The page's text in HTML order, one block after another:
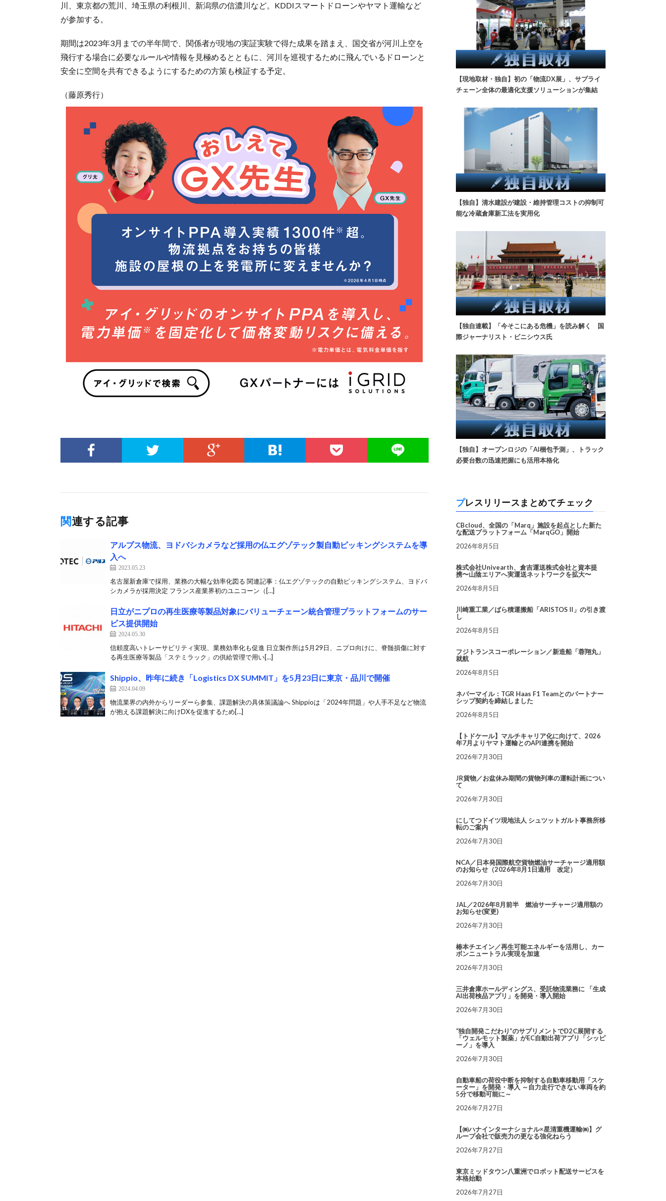
川、東京都の荒川、埼玉県の利根川、新潟県の信濃川など。KDDIスマートドローンやヤマト運輸など
が参加する。
期間は2023年3月までの半年間で、関係者が現地の実証実験で得た成果を踏まえ、国交省が河川上空を
飛行する場合に必要なルールや情報を見極めるとともに、河川を巡視するために飛んでいるドローンと
安全に空間を共有できるようにするための方策も検証する予定。
（藤原秀行）
関連する記事
アルプス物流、ヨドバシカメラなど採用の仏エグゾテック製自動ピッキングシステムを導
入へ
2023.05.23
名古屋新倉庫で採用、業務の大幅な効率化図る 関連記事：仏エグゾテックの自動ピッキングシステム、ヨドバ
シカメラが採用決定 フランス産業界初のユニコーン（[…]
日立がニプロの再生医療等製品対象にバリューチェーン統合管理プラットフォームのサー
ビス提供開始
2024.05.30
信頼度高いトレーサビリティ実現、業務効率化も促進 日立製作所は5月29日、ニプロ向けに、脊髄損傷に対す
る再生医療等製品「ステミラック」の供給管理で用い[…]
Shippio、昨年に続き「Logistics DX SUMMIT」を5月23日に東京・品川で開催
2024.04.09
物流業界の内外からリーダーら参集、課題解決の具体策議論へ Shippioは「2024年問題」や人手不足など物流
が抱える課題解決に向けDXを促進するため[…]
【現地取材・独自】初の「物流DX展」、サプライ
チェーン全体の最適化支援ソリューションが集結
【独自】清水建設が建設・維持管理コストの抑制可
能な冷蔵倉庫新工法を実用化
【独自連載】「今そこにある危機」を読み解く 国
際ジャーナリスト・ビニシウス氏
【独自】オープンロジの「AI梱包予測」、トラック
必要台数の迅速把握にも活用本格化
プレスリリースまとめてチェック
CBcloud、全国の「Marq」施設を起点とした新た
な配送プラットフォーム「MarqGO」開始
2026年8月5日
株式会社Univearth、倉吉運送株式会社と資本提
携〜山陰エリアへ実運送ネットワークを拡大〜
2026年8月5日
川崎重工業／ばら積運搬船「ARISTOS II」の引き渡
し
2026年8月5日
フジトランスコーポレーション／新造船「蓉翔丸」
就航
2026年8月5日
ネバーマイル：TGR Haas F1 Teamとのパートナー
シップ契約を締結しました
2026年8月5日
【トドケール】マルチキャリア化に向けて、2026
年7月よりヤマト運輸とのAPI連携を開始
2026年7月30日
JR貨物／お盆休み期間の貨物列車の運転計画につい
て
2026年7月30日
にしてつドイツ現地法人 シュツットガルト事務所移
転のご案内
2026年7月30日
NCA／日本発国際航空貨物燃油サーチャージ適用額
のお知らせ（2026年8月1日適用 改定）
2026年7月30日
JAL／2026年8月前半 燃油サーチャージ適用額の
お知らせ(変更)
2026年7月30日
椿本チエイン／再生可能エネルギーを活用し、カー
ボンニュートラル実現を加速
2026年7月30日
三井倉庫ホールディングス、受託物流業務に 「生成
AI出荷検品アプリ」を開発・導入開始
2026年7月30日
“独自開発こだわり”のサプリメントでD2C展開する
「ウェルモット製薬」がEC自動出荷アプリ「シッピ
ーノ」を導入
2026年7月30日
自動車船の荷役中断を抑制する自動車移動用「スケ
ーター」を開発・導入 ～自力走行できない車両を約
5分で移動可能に～
2026年7月27日
【㈱ハナインターナショナル×星清重機運輸㈱】グ
ループ会社で販売力の更なる強化ねらう
2026年7月27日
東京ミッドタウン八重洲でロボット配送サービスを
本格始動
2026年7月27日